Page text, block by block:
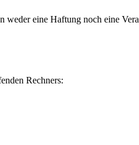
weder eine Haftung noch eine
Rechners: